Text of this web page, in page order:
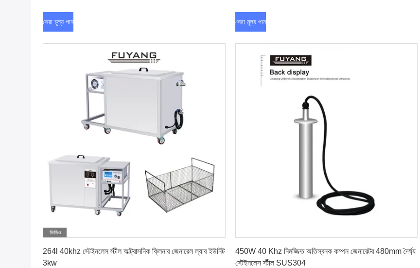
সেরা মূল্য পান সেরা মূল্য পান
ভিডিও
264l 40khz স্টেইনলেস স্টীল আল্ট্রাসনিক ক্লিনার জেনারেল ল্যাব ইউনিট
3kw
450W 40 Khz নিমজ্জিত অতিস্বনক কম্পন জেনারেটর 480mm দৈর্ঘ্য
স্টেইনলেস স্টীল SUS304